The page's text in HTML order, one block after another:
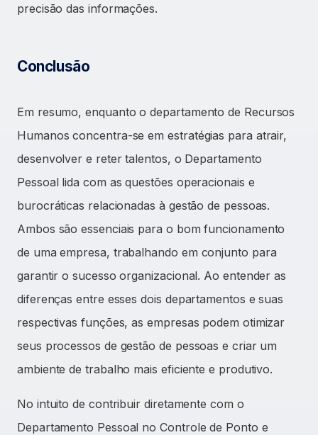
precisão das informações.
Conclusão
Em resumo, enquanto o departamento de Recursos
Humanos concentra-se em estratégias para atrair,
desenvolver e reter talentos, o Departamento
Pessoal lida com as questões operacionais e
burocráticas relacionadas à gestão de pessoas.
Ambos são essenciais para o bom funcionamento
de uma empresa, trabalhando em conjunto para
garantir o sucesso organizacional. Ao entender as
diferenças entre esses dois departamentos e suas
respectivas funções, as empresas podem otimizar
seus processos de gestão de pessoas e criar um
ambiente de trabalho mais eficiente e produtivo.
No intuito de contribuir diretamente com o
Departamento Pessoal no Controle de Ponto e